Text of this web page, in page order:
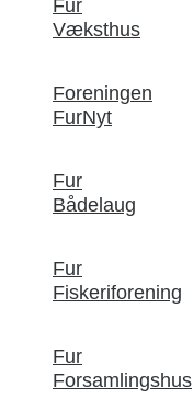
Fur
Væksthus
Foreningen
FurNyt
Fur
Bådelaug
Fur
Fiskeriforening
Fur
Forsamlingshus